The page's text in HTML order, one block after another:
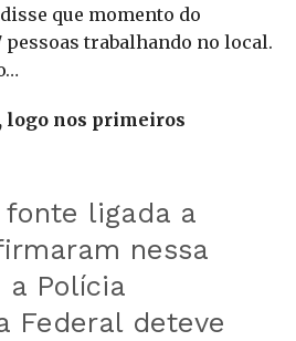
que momento do
pessoas trabalhando no local.
logo nos primeiros
ligada a
nessa
Polícia
Federal deteve